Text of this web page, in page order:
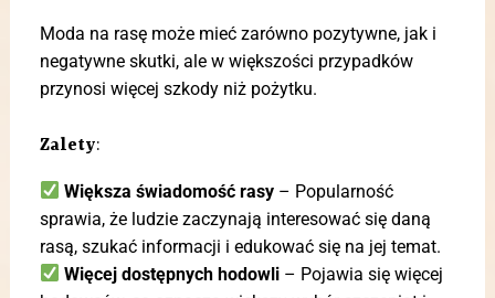
Moda na rasę może mieć zarówno pozytywne, jak i
negatywne skutki, ale w większości przypadków
przynosi więcej szkody niż pożytku.
Zalety:
Większa świadomość rasy – Popularność
sprawia, że ludzie zaczynają interesować się daną
rasą, szukać informacji i edukować się na jej temat.
Więcej dostępnych hodowli – Pojawia się więcej